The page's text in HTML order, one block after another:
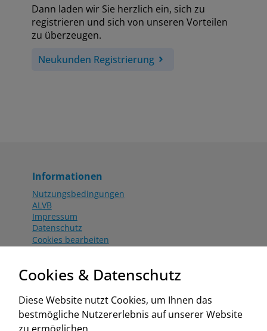
Dann laden wir Sie herzlich ein, sich zu
registrieren und sich von unseren Vorteilen
zu überzeugen.
Neukunden Registrierung
Informationen
Nutzungsbedingungen
ALVB
Impressum
Datenschutz
Cookies bearbeiten
Aktionsbedingungen
www.worahnik.at
Zentrale Köttlach
Cookies & Datenschutz
Diese Website nutzt Cookies, um Ihnen das
bestmögliche Nutzererlebnis auf unserer Website